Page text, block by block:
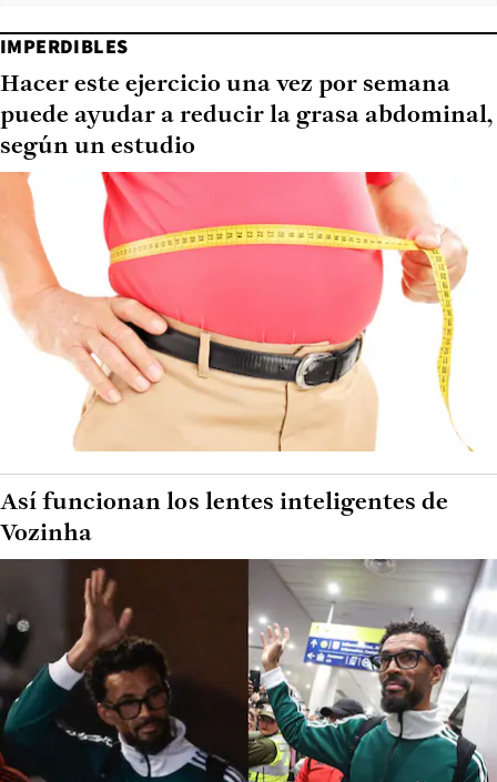
IMPERDIBLES
Hacer este ejercicio una vez por semana
puede ayudar a reducir la grasa abdominal,
según un estudio
Así funcionan los lentes inteligentes de
Vozinha